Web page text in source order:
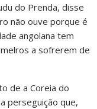
do Prenda, disse
não ouve porque é
angolana tem
a sofrerem de
de a Coreia do
perseguição que,